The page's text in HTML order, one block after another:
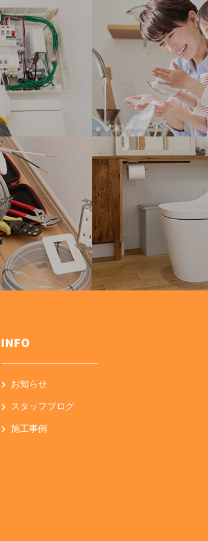
お知らせ
スタッフブログ
施工事例